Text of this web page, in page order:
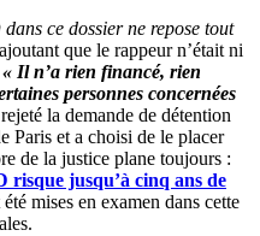
ce dossier ne repose tout
que le rappeur n’était ni
« Il n’a rien financé, rien
personnes concernées
la demande de détention
Paris et a choisi de le placer
de la justice plane toujours :
risque jusqu’à cinq ans de
mises en examen dans cette